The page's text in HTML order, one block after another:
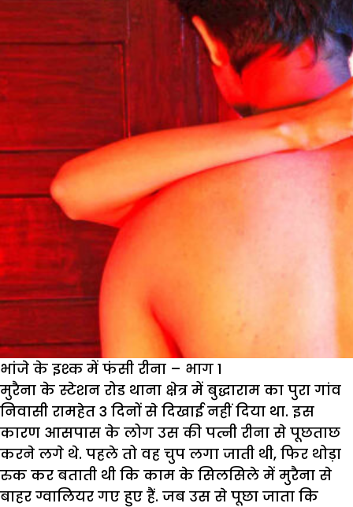
भांजे के इश्क में फंसी रीना – भाग 1
मुरैना के स्टेशन रोड थाना क्षेत्र में बुद्धाराम का पुरा गांव
निवासी रामहेत 3 दिनों से दिखाई नहीं दिया था. इस
कारण आसपास के लोग उस की पत्नी रीना से पूछताछ
करने लगे थे. पहले तो वह चुप लगा जाती थी, फिर थोड़ा
रुक कर बताती थी कि काम के सिलसिले में मुरैना से
बाहर ग्वालियर गए हुए हैं. जब उस से पूछा जाता कि